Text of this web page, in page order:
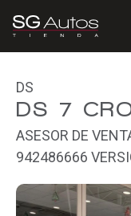
DS
DS 7
ASESOR DE
942486666